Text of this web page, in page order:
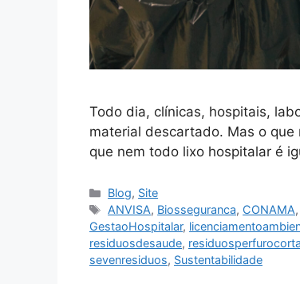
Todo dia, clínicas, hospitais,
material descartado. Mas o
que nem todo lixo hospitalar é
Blog, Site
ANVISA, Biosseguranca, CONAMA
GestaoHospitalar,
residuosdesaude,
sevenresiduos, Sustentabilidade